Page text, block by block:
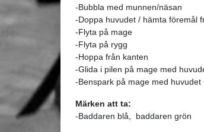
-Bubbla med munnen/näsan
-Doppa huvudet / hämta föremål
-Flyta på mage
-Flyta på rygg
-Hoppa från kanten
-Glida i pilen på mage med
-Benspark på mage med huvudet
Märken att ta:
-Baddaren blå, baddaren grön